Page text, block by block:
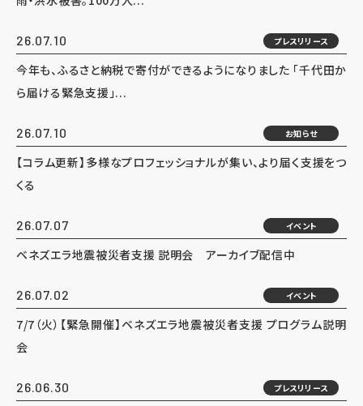
26.07.10 プレスリリース
今年も、ふるさと納税で寄付ができるようになりました 「千代田か
ら届ける緊急支援」...
26.07.10 お知らせ
【コラム更新】多様なプロフェッショナルが集い、より届く支援をつ
くる
26.07.07 イベント
ベネズエラ地震被災者支援 説明会 アーカイブ配信中
26.07.02 イベント
7/7（火）【緊急開催】ベネズエラ地震被災者支援 プログラム説明
会
26.06.30 プレスリリース